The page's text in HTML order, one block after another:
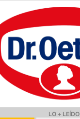
LO + LEÍDO